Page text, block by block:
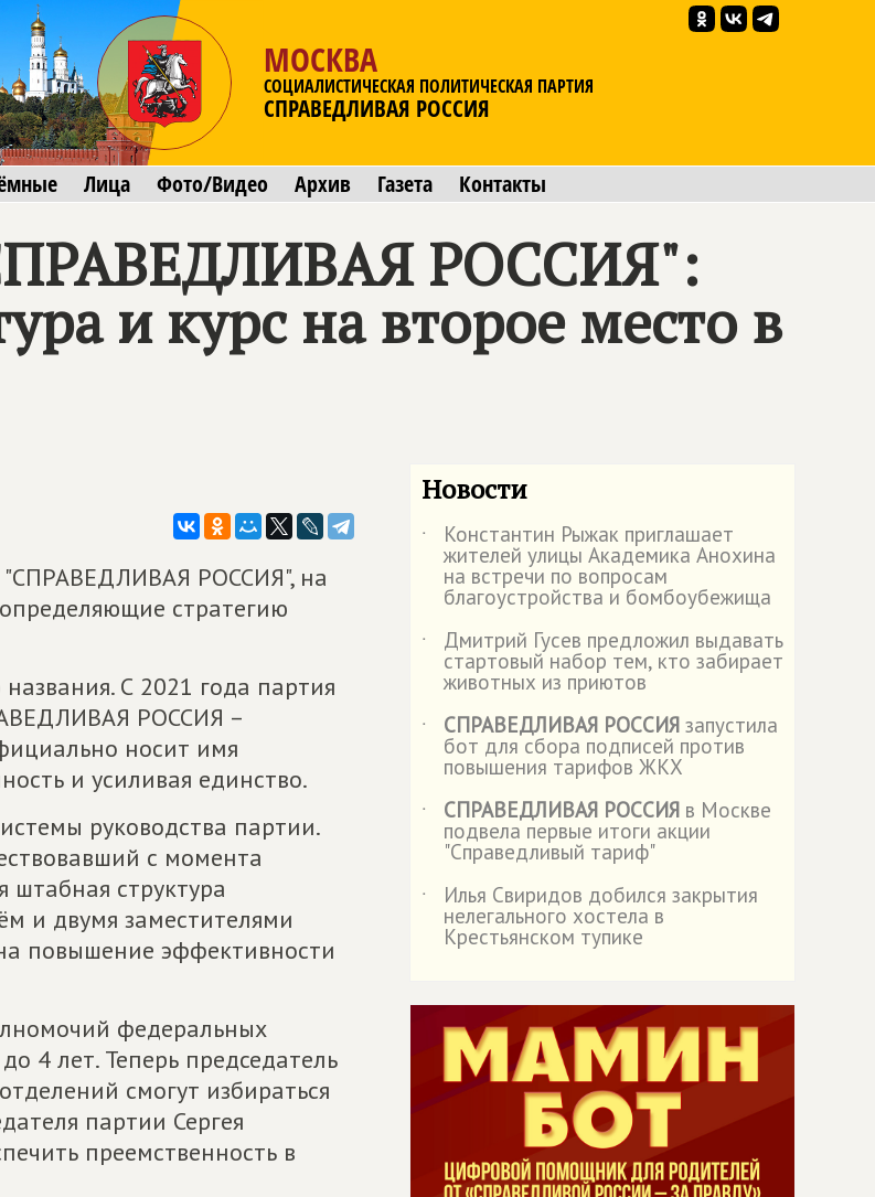
МОСКВА
СОЦИАЛИСТИЧЕСКАЯ ПОЛИТИЧЕСКАЯ ПАРТИЯ
СПРАВЕДЛИВАЯ РОССИЯ
Лица Фото/Видео Архив Газета Контакты
РОССИЯ":
и курс на второе место в
"СПРАВЕДЛИВАЯ РОССИЯ", на
стратегию
С 2021 года партия
РОССИЯ –
носит имя
и усиливая единство.
руководства партии.
с момента
штабная структура
и двумя заместителями
повышение эффективности
федеральных
4 лет. Теперь председатель
смогут избираться
партии Сергея
преемственность в
Новости
˙ Константин Рыжак приглашает
жителей улицы Академика Анохина
на встречи по вопросам
благоустройства и бомбоубежища
˙
Дмитрий Гусев предложил выдавать
стартовый набор тем, кто забирает
животных из приютов
˙
СПРАВЕДЛИВАЯ РОССИЯ запустила
бот для сбора подписей против
повышения тарифов ЖКХ
˙
СПРАВЕДЛИВАЯ РОССИЯ в Москве
подвела первые итоги акции
"Справедливый тариф"
˙
Илья Свиридов добился закрытия
нелегального хостела в
Крестьянском тупике